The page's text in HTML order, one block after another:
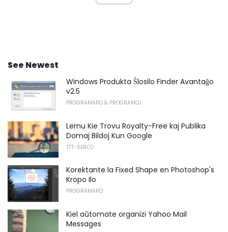
See Newest
Windows Produkta Ŝlosilo Finder Avantaĝo
v2.5
PROGRAMARO & PROGRAMOJ
Lernu Kie Trovu Royalty-Free kaj Publika
Domaj Bildoj Kun Google
TTT-SERĈO
Korektante la Fixed Shape en Photoshop's
Kropo Ilo
PROGRAMARO
Kiel aŭtomate organizi Yahoo Mail
Messages